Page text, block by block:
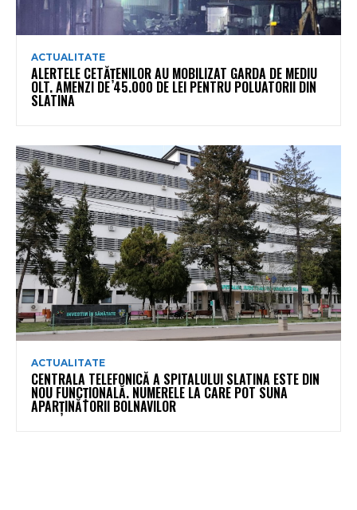
ACTUALITATE
ALERTELE CETĂȚENILOR AU MOBILIZAT GARDA DE MEDIU
OLT. AMENZI DE 45.000 DE LEI PENTRU POLUATORII DIN
SLATINA
ACTUALITATE
CENTRALA TELEFONICĂ A SPITALULUI SLATINA ESTE DIN
NOU FUNCȚIONALĂ. NUMERELE LA CARE POT SUNA
APARȚINĂTORII BOLNAVILOR